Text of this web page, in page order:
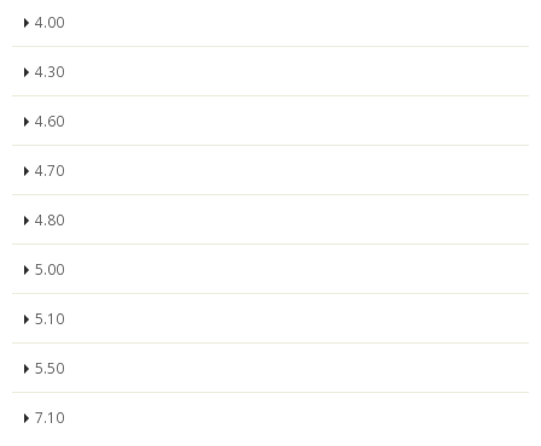
4.00
4.30
4.60
4.70
4.80
5.00
5.10
5.50
7.10